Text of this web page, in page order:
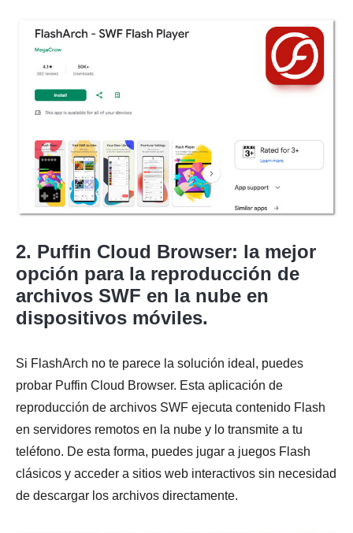
2. Puffin Cloud Browser: la mejor
opción para la reproducción de
archivos SWF en la nube en
dispositivos móviles.
Si FlashArch no te parece la solución ideal, puedes
probar Puffin Cloud Browser. Esta aplicación de
reproducción de archivos SWF ejecuta contenido Flash
en servidores remotos en la nube y lo transmite a tu
teléfono. De esta forma, puedes jugar a juegos Flash
clásicos y acceder a sitios web interactivos sin necesidad
de descargar los archivos directamente.